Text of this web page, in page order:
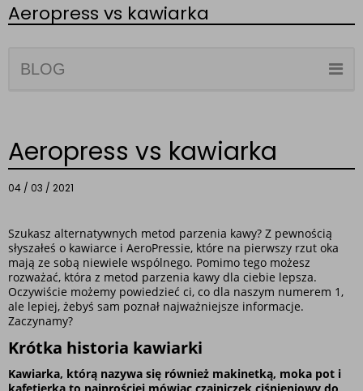
Aeropress vs kawiarka
BLOG
Aeropress vs kawiarka
04 / 03 / 2021
Szukasz alternatywnych metod parzenia kawy? Z pewnością
słyszałeś o kawiarce i AeroPressie, które na pierwszy rzut oka
mają ze sobą niewiele wspólnego. Pomimo tego możesz
rozważać, która z metod parzenia kawy dla ciebie lepsza.
Oczywiście możemy powiedzieć ci, co dla naszym numerem 1,
ale lepiej, żebyś sam poznał najważniejsze informacje.
Zaczynamy?
Krótka historia kawiarki
Kawiarka, którą nazywa się również makinetką, moka pot i